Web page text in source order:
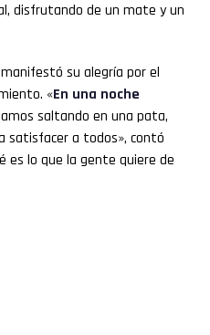
disfrutando de un mate y un
su alegría por el
«En una noche
saltando en una pata,
satisfacer a todos», contó
es lo que la gente quiere de